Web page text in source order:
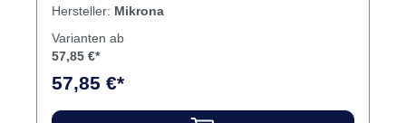
Hersteller: Mikrona
Varianten ab
57,85 €*
57,85 €*